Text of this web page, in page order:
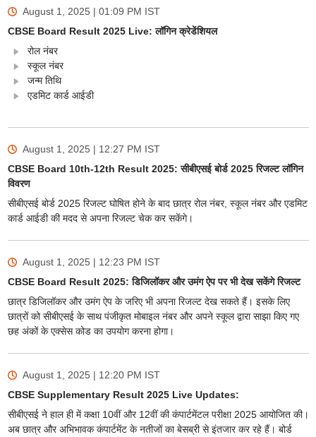
August 1, 2025 | 01:09 PM IST
CBSE Board Result 2025 Live: लॉगिन क्रेडेंशियल
रोल नंबर
स्कूल नंबर
जन्म तिथि
एडमिट कार्ड आईडी
August 1, 2025 | 12:27 PM IST
CBSE Board 10th-12th Result 2025: सीबीएसई बोर्ड 2025 रिजल्ट लॉगिन
विवरण
सीबीएसई बोर्ड 2025 रिजल्ट घोषित होने के बाद छात्र रोल नंबर, स्कूल नंबर और एडमिट
कार्ड आईडी की मदद से अपना रिजल्ट चेक कर सकेंगे।
August 1, 2025 | 12:23 PM IST
CBSE Board Result 2025: डिजिलॉकर और उमंग ऐप पर भी देख सकेंगे रिजल्ट
छात्र डिजिलॉकर और उमंग ऐप के जरिए भी अपना रिजल्ट देख सकते हैं। इसके लिए
छात्रों को सीबीएसई के साथ पंजीकृत मोबाइल नंबर और अपने स्कूल द्वारा साझा किए गए
छह अंकों के एक्सेस कोड का उपयोग करना होगा।
August 1, 2025 | 12:20 PM IST
CBSE Supplementary Result 2025 Live Updates:
सीबीएसई ने हाल ही में कक्षा 10वीं और 12वीं की कंपार्टमेंटल परीक्षा 2025 आयोजित की।
अब छात्र और अभिभावक कंपार्टमेंट के नतीजों का बेसब्री से इंतजार कर रहे हैं। बोर्ड